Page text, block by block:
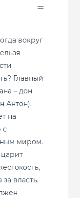
вокруг
Главный
– дон
Антон),
на
с
миром.
власть.